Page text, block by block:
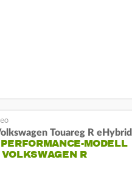
Touareg R eHybrid
MODELL
R